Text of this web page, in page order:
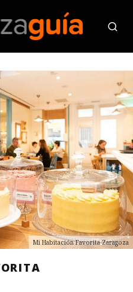
Mi Habitación Favorita Zaragoza